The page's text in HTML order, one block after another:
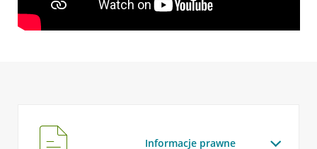
Informacje prawne